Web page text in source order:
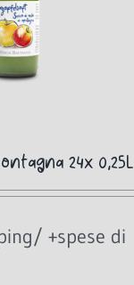
24x 0,25L
+spese di